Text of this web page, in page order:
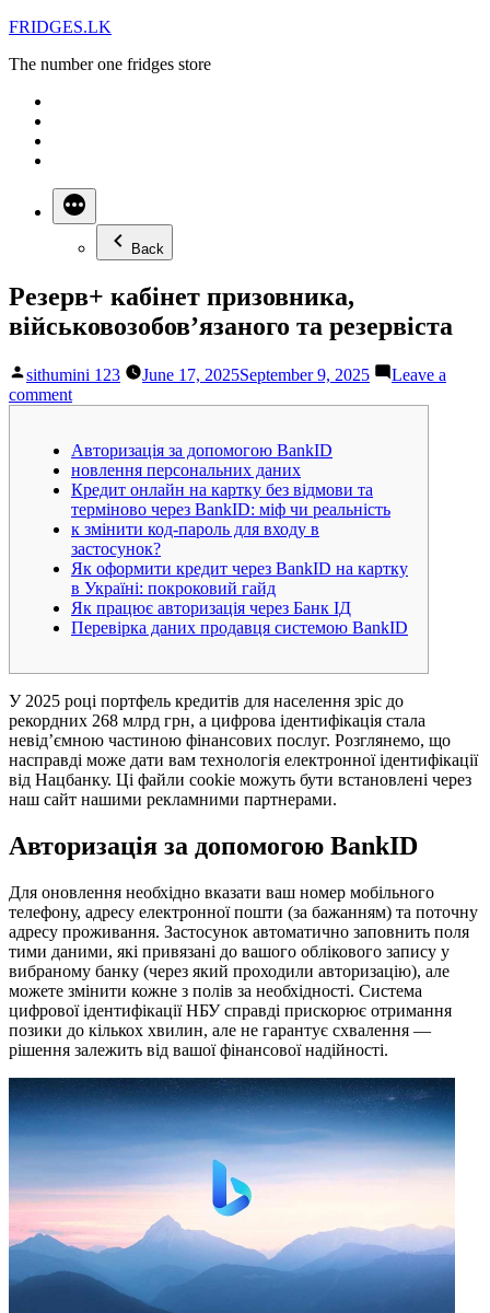
Skip
content
FRIDGES.LK
The number one fridges store
Back
Резерв+ кабінет призовника,
військовозобов’язаного та резервіста
Posted
by
sithumini 123 June 17, 2025September 9, 2025
Leave a
commenton
призовника,
військовозобов’язаного
та
резервіста
Авторизація за допомогою BankID
новлення персональних даних
Кредит онлайн на картку без відмови та
терміново через BankID: міф чи реальність
к змінити код-пароль для входу в
застосунок?
Як оформити кредит через BankID на картку
в Україні: покроковий гайд
Як працює авторизація через Банк ІД
Перевірка даних продавця системою BankID
У 2025 році портфель кредитів для населення зріс до
рекордних 268 млрд грн, а цифрова ідентифікація стала
невід’ємною частиною фінансових послуг. Розглянемо, що
насправді може дати вам технологія електронної ідентифікації
від Нацбанку. Ці файли cookie можуть бути встановлені через
наш сайт нашими рекламними партнерами.
Авторизація за допомогою BankID
Для оновлення необхідно вказати ваш номер мобільного
телефону, адресу електронної пошти (за бажанням) та поточну
адресу проживання. Застосунок автоматично заповнить поля
тими даними, які привязані до вашого облікового запису у
вибраному банку (через який проходили авторизацію), але
можете змінити кожне з полів за необхідності. Система
цифрової ідентифікації НБУ справді прискорює отримання
позики до кількох хвилин, але не гарантує схвалення —
рішення залежить від вашої фінансової надійності.